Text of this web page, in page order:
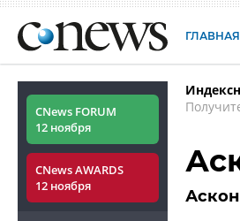
ГЛАВНАЯ
CNews FORUM
12 ноября
CNews AWARDS
12 ноября